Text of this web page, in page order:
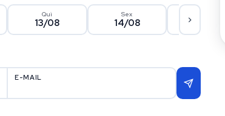
Qui
13/08
Sex
14/08
E-MAIL